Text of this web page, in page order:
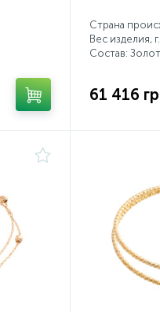
Страна
Вес изделия,
Состав:
61 416